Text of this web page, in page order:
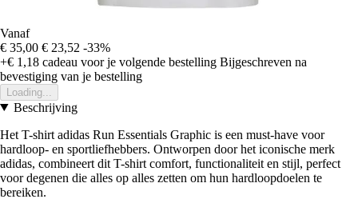
Vanaf
€ 35,00 € 23,52 -33%
+€ 1,18 cadeau voor je volgende bestelling Bijgeschreven na
bevestiging van je bestelling
Loading...
Beschrijving
Het T-shirt adidas Run Essentials Graphic is een must-have voor
hardloop- en sportliefhebbers. Ontworpen door het iconische merk
adidas, combineert dit T-shirt comfort, functionaliteit en stijl, perfect
voor degenen die alles op alles zetten om hun hardloopdoelen te
bereiken.